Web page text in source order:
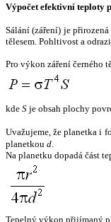
Výpočet efektivní teploty
Sálání (záření) je
tělesem. Pohltivost a
Pro výkon záření černého
kde S je obsah plochy
Uvažujeme, že planetka i
planetkou d.
Na planetku dopadá část
Tepelný výkon přijímaný